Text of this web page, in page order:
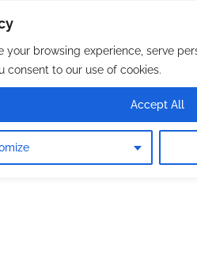
your browsing experience, serve
consent to our use of cookies.
Accept All
Pfarreie